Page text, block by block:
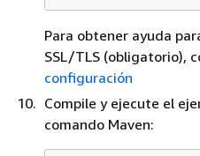
Para obtener ayuda
SSL/TLS (obligatorio),
configuración
Compile y ejecute el
comando Maven: